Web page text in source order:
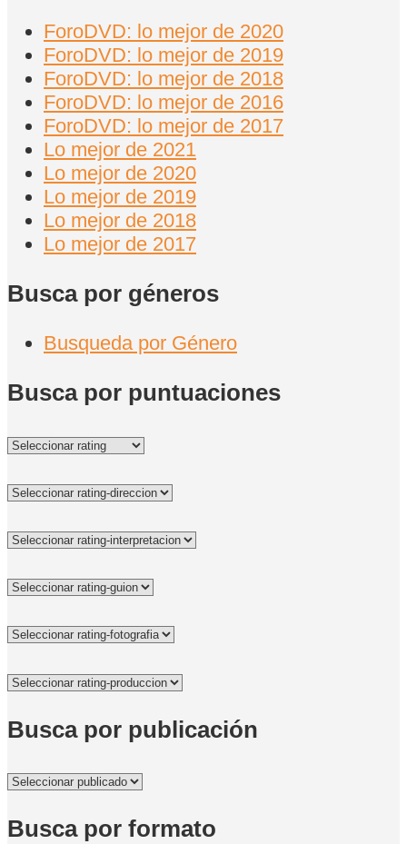
ForoDVD: lo mejor de 2020
ForoDVD: lo mejor de 2019
ForoDVD: lo mejor de 2018
ForoDVD: lo mejor de 2016
ForoDVD: lo mejor de 2017
Lo mejor de 2021
Lo mejor de 2020
Lo mejor de 2019
Lo mejor de 2018
Lo mejor de 2017
Busca por géneros
Busqueda por Género
Busca por puntuaciones
Busca por publicación
Busca por formato